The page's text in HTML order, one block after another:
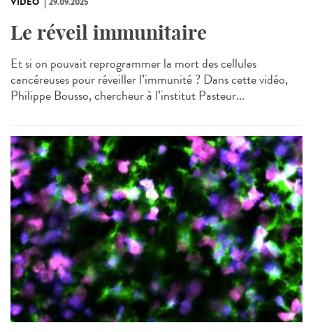
Le réveil immunitaire
Et si on pouvait reprogrammer la mort des cellules
cancéreuses pour réveiller l’immunité ? Dans cette vidéo,
Philippe Bousso, chercheur à l’institut Pasteur...